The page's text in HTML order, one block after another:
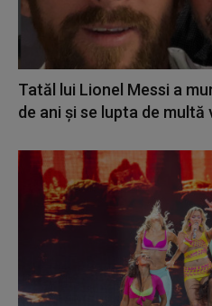
Tatăl lui Lionel Messi a
de ani și se lupta de multă